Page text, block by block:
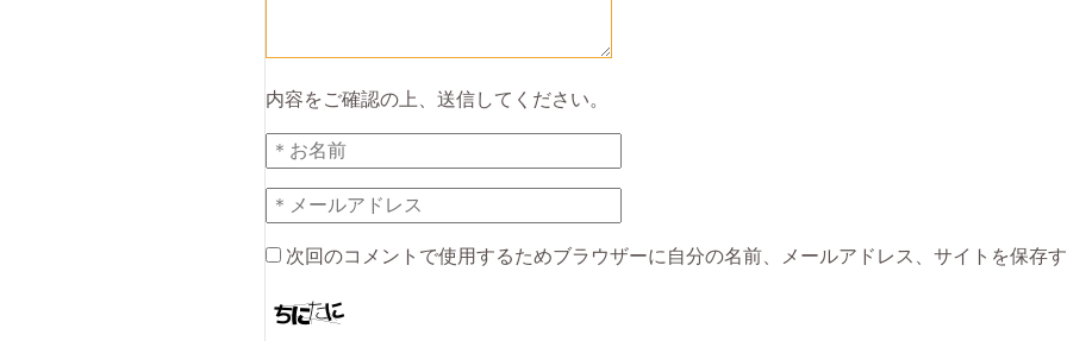
内容をご確認の上、送信してください。
次回のコメントで使用するためブラウザーに自分の名前、メールアドレス、サイトを保存